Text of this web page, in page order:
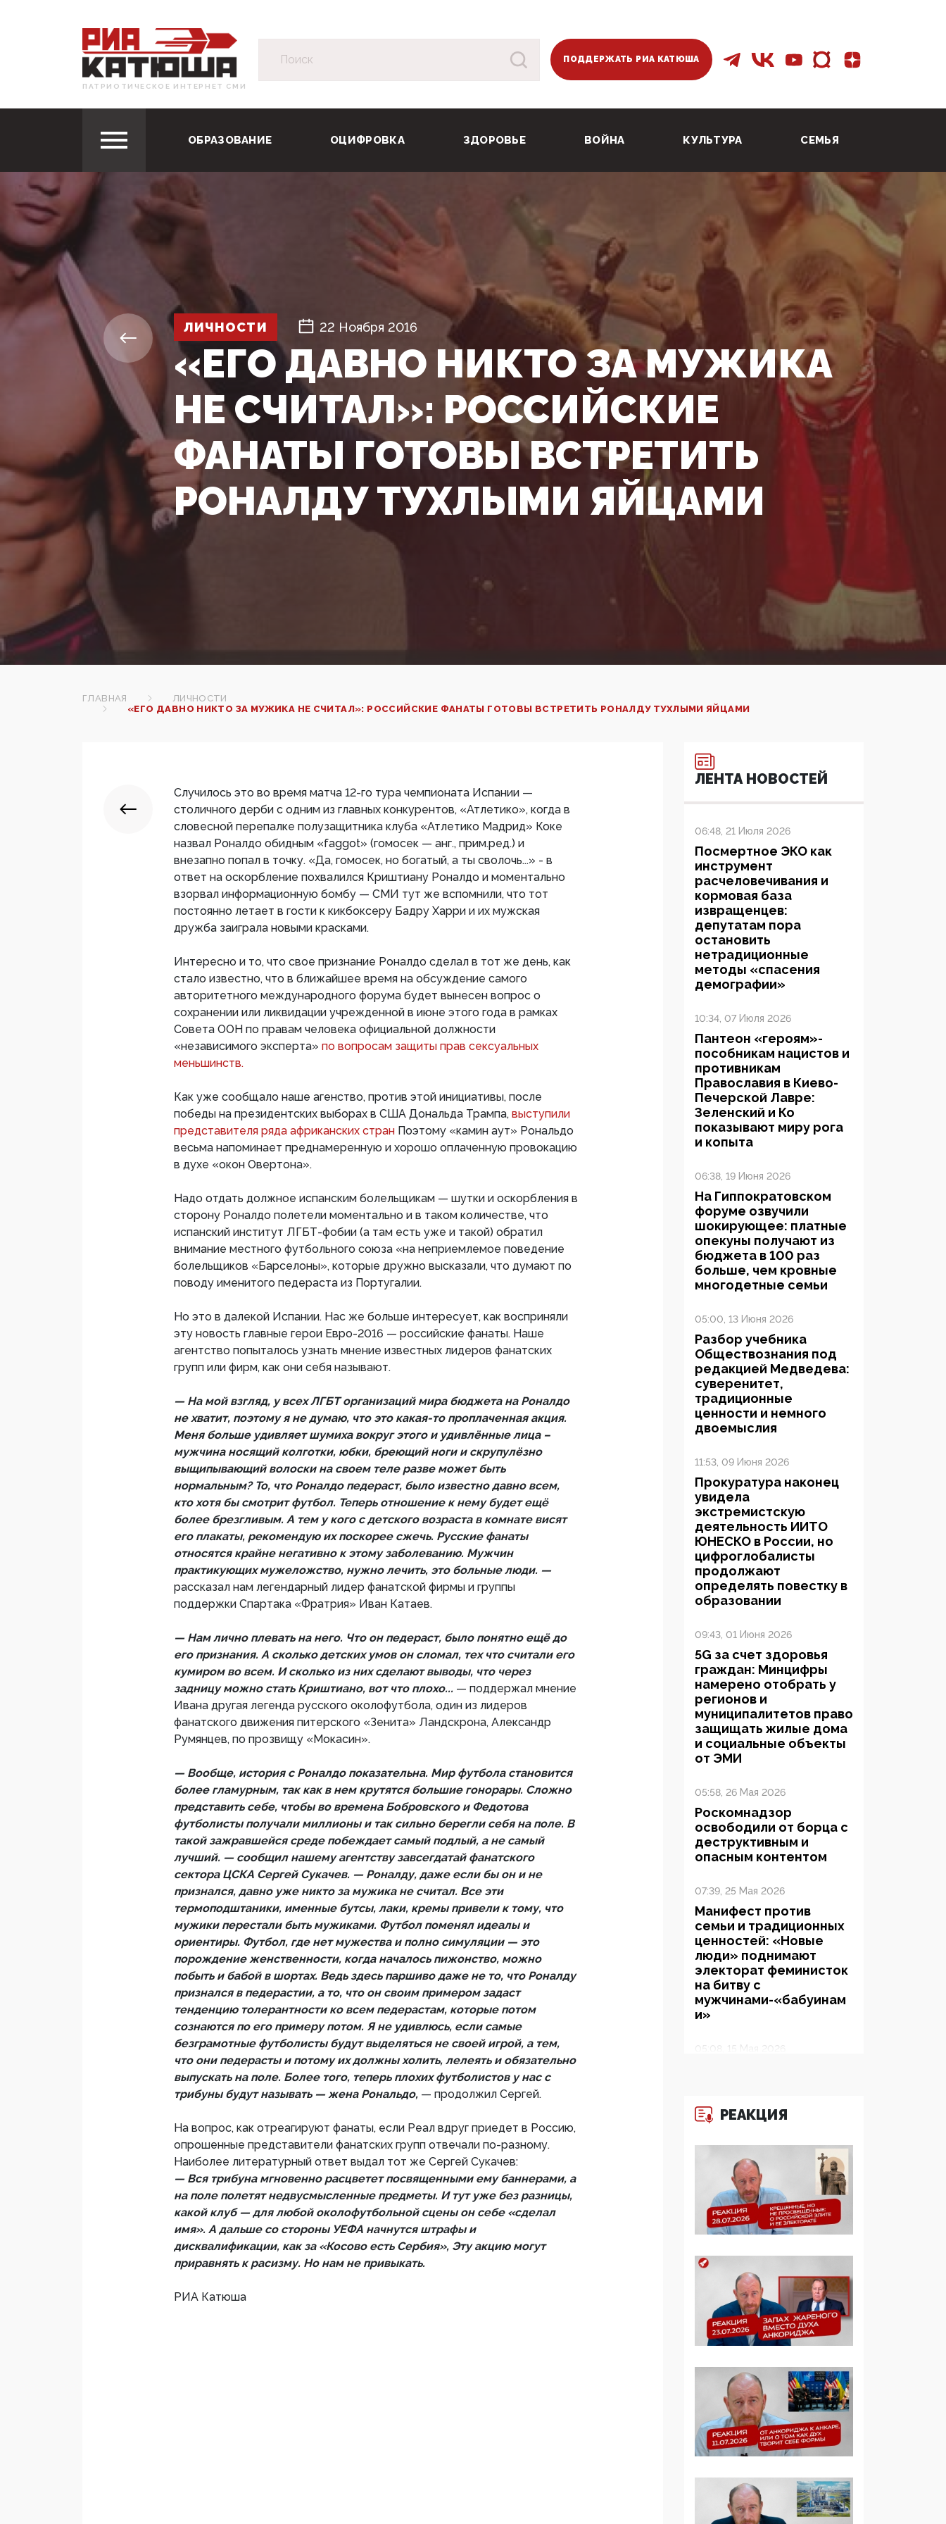
ПАТРИОТИЧЕСКОЕ ИНТЕРНЕТ СМИ
ПОДДЕРЖАТЬ РИА КАТЮША
ОБРАЗОВАНИЕ ОЦИФРОВКА ЗДОРОВЬЕ ВОЙНА КУЛЬТУРА СЕМЬЯ
ЛИЧНОСТИ 22 Ноября 2016
«ЕГО ДАВНО НИКТО ЗА МУЖИКА
НЕ СЧИТАЛ»: РОССИЙСКИЕ
ФАНАТЫ ГОТОВЫ ВСТРЕТИТЬ
РОНАЛДУ ТУХЛЫМИ ЯЙЦАМИ
ГЛАВНАЯ
ЛИЧНОСТИ
«ЕГО ДАВНО НИКТО ЗА МУЖИКА НЕ СЧИТАЛ»: РОССИЙСКИЕ ФАНАТЫ ГОТОВЫ ВСТРЕТИТЬ РОНАЛДУ ТУХЛЫМИ ЯЙЦАМИ
Случилось это во время матча 12-го тура чемпионата Испании —
столичного дерби с одним из главных конкурентов, «Атлетико», когда в
словесной перепалке полузащитника клуба «Атлетико Мадрид» Коке
назвал Роналдо обидным «faggot» (гомосек — анг., прим.ред.) и
внезапно попал в точку. «Да, гомосек, но богатый, а ты сволочь...» - в
ответ на оскорбление похвалился Криштиану Роналдо и моментально
взорвал информационную бомбу — СМИ тут же вспомнили, что тот
постоянно летает в гости к кикбоксеру Бадру Харри и их мужская
дружба заиграла новыми красками.
Интересно и то, что свое признание Роналдо сделал в тот же день, как
стало известно, что в ближайшее время на обсуждение самого
авторитетного международного форума будет вынесен вопрос о
сохранении или ликвидации учрежденной в июне этого года в рамках
Совета ООН по правам человека официальной должности
«независимого эксперта» по вопросам защиты прав сексуальных
меньшинств.
Как уже сообщало наше агенство, против этой инициативы, после
победы на президентских выборах в США Дональда Трампа, выступили
представителя ряда африканских стран Поэтому «камин аут» Рональдо
весьма напоминает преднамеренную и хорошо оплаченную провокацию
в духе «окон Овертона».
Надо отдать должное испанским болельщикам — шутки и оскорбления в
сторону Роналдо полетели моментально и в таком количестве, что
испанский институт ЛГБТ-фобии (а там есть уже и такой) обратил
внимание местного футбольного союза «на неприемлемое поведение
болельщиков «Барселоны», которые дружно высказали, что думают по
поводу именитого педераста из Португалии.
Но это в далекой Испании. Нас же больше интересует, как восприняли
эту новость главные герои Евро-2016 — российские фанаты. Наше
агентство попыталось узнать мнение известных лидеров фанатских
групп или фирм, как они себя называют.
— На мой взгляд, у всех ЛГБТ организаций мира бюджета на Роналдо
не хватит, поэтому я не думаю, что это какая-то проплаченная акция.
Меня больше удивляет шумиха вокруг этого и удивлённые лица –
мужчина носящий колготки, юбки, бреющий ноги и скрупулёзно
выщипывающий волоски на своем теле разве может быть
нормальным? То, что Роналдо педераст, было известно давно всем,
кто хотя бы смотрит футбол. Теперь отношение к нему будет ещё
более брезгливым. А тем у кого с детского возраста в комнате висят
его плакаты, рекомендую их поскорее сжечь. Русские фанаты
относятся крайне негативно к этому заболеванию. Мужчин
практикующих мужеложство, нужно лечить, это больные люди. —
рассказал нам легендарный лидер фанатской фирмы и группы
поддержки Спартака «Фратрия» Иван Катаев.
— Нам лично плевать на него. Что он педераст, было понятно ещё до
его признания. А сколько детских умов он сломал, тех что считали его
кумиром во всем. И сколько из них сделают выводы, что через
задницу можно стать Криштиано, вот что плохо... — поддержал мнение
Ивана другая легенда русского околофутбола, один из лидеров
фанатского движения питерского «Зенита» Ландскрона, Александр
Румянцев, по прозвищу «Мокасин».
— Вообще, история с Роналдо показательна. Мир футбола становится
более гламурным, так как в нем крутятся большие гонорары. Сложно
представить себе, чтобы во времена Бобровского и Федотова
футболисты получали миллионы и так сильно берегли себя на поле. В
такой зажравшейся среде побеждает самый подлый, а не самый
лучший. — сообщил нашему агентству завсегдатай фанатского
сектора ЦСКА Сергей Сукачев. — Роналду, даже если бы он и не
признался, давно уже никто за мужика не считал. Все эти
термоподштаники, именные бутсы, лаки, кремы привели к тому, что
мужики перестали быть мужиками. Футбол поменял идеалы и
ориентиры. Футбол, где нет мужества и полно симуляции — это
порождение женственности, когда началось пижонство, можно
побыть и бабой в шортах. Ведь здесь паршиво даже не то, что Роналду
признался в педерастии, а то, что он своим примером задаст
тенденцию толерантности ко всем педерастам, которые потом
сознаются по его примеру потом. Я не удивлюсь, если самые
безграмотные футболисты будут выделяться не своей игрой, а тем,
что они педерасты и потому их должны холить, лелеять и обязательно
выпускать на поле. Более того, теперь плохих футболистов у нас с
трибуны будут называть — жена Рональдо, — продолжил Сергей.
На вопрос, как отреагируют фанаты, если Реал вдруг приедет в Россию,
опрошенные представители фанатских групп отвечали по-разному.
Наиболее литературный ответ выдал тот же Сергей Сукачев:
— Вся трибуна мгновенно расцветет посвященными ему баннерами, а
на поле полетят недвусмысленные предметы. И тут уже без разницы,
какой клуб — для любой околофутбольной сцены он себе «сделал
имя». А дальше со стороны УЕФА начнутся штрафы и
дисквалификации, как за «Косово есть Сербия», Эту акцию могут
приравнять к расизму. Но нам не привыкать.
РИА Катюша
ЛЕНТА НОВОСТЕЙ
06:48, 21 Июля 2026
Посмертное ЭКО как
инструмент
расчеловечивания и
кормовая база
извращенцев:
депутатам пора
остановить
нетрадиционные
методы «спасения
демографии»
10:34, 07 Июля 2026
Пантеон «героям»-
пособникам нацистов и
противникам
Православия в Киево-
Печерской Лавре:
Зеленский и Ко
показывают миру рога
и копыта
06:38, 19 Июня 2026
На Гиппократовском
форуме озвучили
шокирующее: платные
опекуны получают из
бюджета в 100 раз
больше, чем кровные
многодетные семьи
05:00, 13 Июня 2026
Разбор учебника
Обществознания под
редакцией Медведева:
суверенитет,
традиционные
ценности и немного
двоемыслия
11:53, 09 Июня 2026
Прокуратура наконец
увидела
экстремистскую
деятельность ИИТО
ЮНЕСКО в России, но
цифроглобалисты
продолжают
определять повестку в
образовании
09:43, 01 Июня 2026
5G за счет здоровья
граждан: Минцифры
намерено отобрать у
регионов и
муниципалитетов право
защищать жилые дома
и социальные объекты
от ЭМИ
05:58, 26 Мая 2026
Роскомнадзор
освободили от борца с
деструктивным и
опасным контентом
07:39, 25 Мая 2026
Манифест против
семьи и традиционных
ценностей: «Новые
люди» поднимают
электорат феминисток
на битву с
мужчинами-«бабуинам
и»
05:08, 15 Мая 2026
защиты традиционных
ценностей: кто и с чем
выступал на форуме
«Россия 809. Традиции
будущего»
09:40, 06 Мая 2026
Симулякр патриотизма
профилактика негатива
среди молодежи снова
отдана на откуп
«движперам»
03:35, 25 Апреля 2026
парламентаризма: как
институт
народовластия
превратился в «чего
изволите» для
Правительства и АП
06:29, 15 Апреля 2026
Социальный фонд
России – пионер
РЕАКЦИЯ